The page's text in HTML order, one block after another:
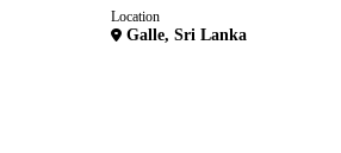
Location
Galle, Sri Lanka